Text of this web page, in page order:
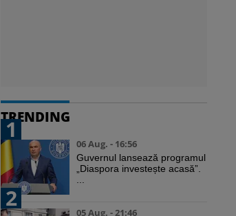
TRENDING
1
06 Aug. - 16:56
Guvernul lansează programul
„Diaspora investește acasă”.
2
05 Aug. - 21:46